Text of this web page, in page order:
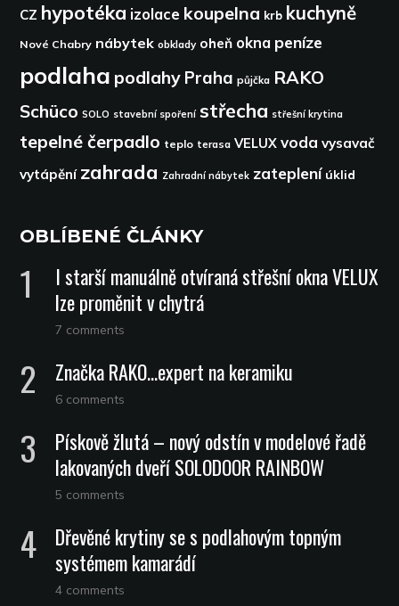
CZ hypotéka izolace koupelna krb kuchyně
Nové Chabry nábytek obklady oheň okna peníze
podlaha podlahy Praha půjčka RAKO
Schüco SOLO stavební spoření střecha střešní krytina
tepelné čerpadlo teplo terasa VELUX voda vysavač
vytápění zahrada Zahradní nábytek zateplení úklid
OBLÍBENÉ ČLÁNKY
I starší manuálně otvíraná střešní okna VELUX
lze proměnit v chytrá
7 comments
Značka RAKO…expert na keramiku
6 comments
Pískově žlutá – nový odstín v modelové řadě
lakovaných dveří SOLODOOR RAINBOW
5 comments
Dřevěné krytiny se s podlahovým topným
systémem kamarádí
4 comments